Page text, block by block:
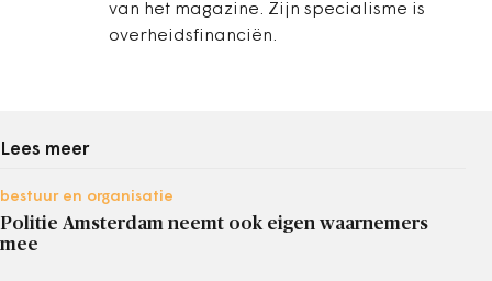
van het magazine. Zijn specialisme is
overheidsfinanciën.
Lees meer
bestuur en organisatie
Politie Amsterdam neemt ook eigen waarnemers
mee